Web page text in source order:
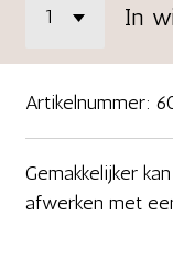
In
Artikelnummer:
Gemakkelijker
afwerken met